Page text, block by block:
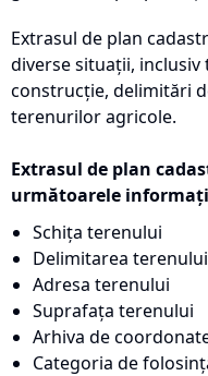
Extrasul de plan
diverse situații,
construcție, delimitări
terenurilor agricole.
Extrasul de plan
următoarele
Schița terenului
Delimitarea
Adresa terenului
Suprafața terenului
Arhiva de
Categoria de